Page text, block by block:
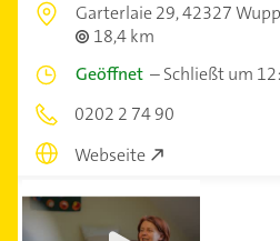
Garterlaie 29,42327
18,4 km
Geöffnet –Schließt um
0202 2 74 90
Webseite